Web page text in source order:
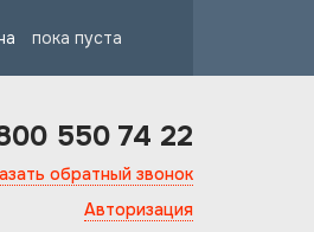
пока пуста
550 74 22
обратный звонок
Авторизация